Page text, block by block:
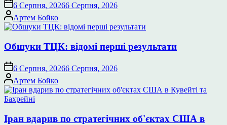
6 Серпня, 20266 Серпня, 2026
Опубліковано
Артем Бойко
Обшуки ТЦК: відомі перші результати
6 Серпня, 20266 Серпня, 2026
Опубліковано
Артем Бойко
Іран вдарив по стратегічних об'єктах США в